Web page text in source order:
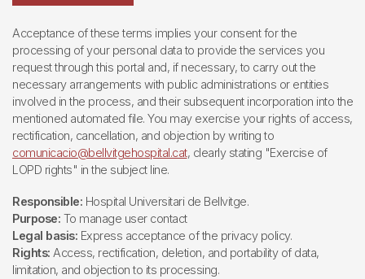
Acceptance of these terms implies your consent for the
processing of your personal data to provide the services you
request through this portal and, if necessary, to carry out the
necessary arrangements with public administrations or entities
involved in the process, and their subsequent incorporation into the
mentioned automated file. You may exercise your rights of access,
rectification, cancellation, and objection by writing to
comunicacio@bellvitgehospital.cat, clearly stating "Exercise of
LOPD rights" in the subject line.
Responsible: Hospital Universitari de Bellvitge.
Purpose: To manage user contact
Legal basis: Express acceptance of the privacy policy.
Rights: Access, rectification, deletion, and portability of data,
limitation, and objection to its processing.